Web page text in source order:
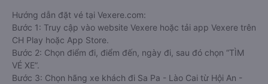
Hướng dẫn đặt vé tại Vexere.com:
Bước 1: Truy cập vào website Vexere hoặc tải app Vexere trên
CH Play hoặc App Store.
Bước 2: Chọn điểm đi, điểm đến, ngày đi, sau đó chọn “TÌM
VÉ XE”.
Bước 3: Chọn hãng xe khách đi Sa Pa - Lào Cai từ Hội An -